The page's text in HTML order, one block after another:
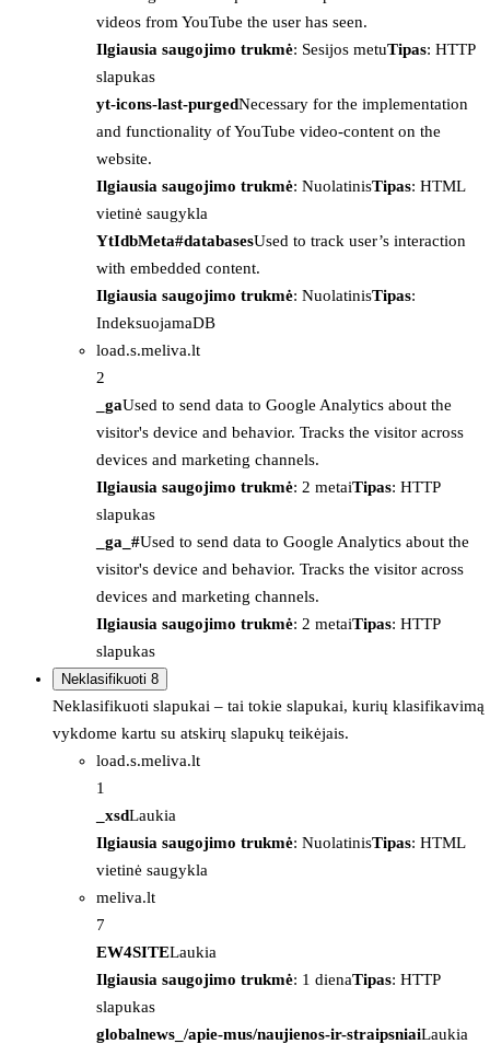
videos from YouTube the user has seen.
Ilgiausia saugojimo trukmė: Sesijos metuTipas: HTTP
slapukas
yt-icons-last-purgedNecessary for the implementation
and functionality of YouTube video-content on the
website.
Ilgiausia saugojimo trukmė: NuolatinisTipas: HTML
vietinė saugykla
YtIdbMeta#databasesUsed to track user’s interaction
with embedded content.
Ilgiausia saugojimo trukmė: NuolatinisTipas:
IndeksuojamaDB
load.s.meliva.lt
2
_gaUsed to send data to Google Analytics about the
visitor's device and behavior. Tracks the visitor across
devices and marketing channels.
Ilgiausia saugojimo trukmė: 2 metaiTipas: HTTP
slapukas
_ga_#Used to send data to Google Analytics about the
visitor's device and behavior. Tracks the visitor across
devices and marketing channels.
Ilgiausia saugojimo trukmė: 2 metaiTipas: HTTP
slapukas
Neklasifikuoti 8
Neklasifikuoti slapukai – tai tokie slapukai, kurių klasifikavimą
vykdome kartu su atskirų slapukų teikėjais.
load.s.meliva.lt
1
_xsdLaukia
Ilgiausia saugojimo trukmė: NuolatinisTipas: HTML
vietinė saugykla
meliva.lt
7
EW4SITELaukia
Ilgiausia saugojimo trukmė: 1 dienaTipas: HTTP
slapukas
globalnews_/apie-mus/naujienos-ir-straipsniaiLaukia